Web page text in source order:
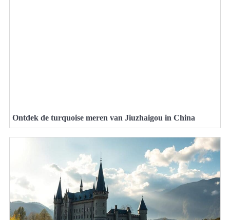
Ontdek de turquoise meren van Jiuzhaigou in China